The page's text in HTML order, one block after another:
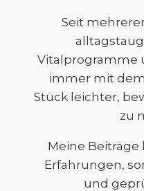
Seit
Vitalprogramme
immer mit
Stück leichter,
zu
Meine Beiträge
Erfahrungen,
und